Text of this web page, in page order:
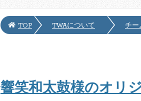
TOP TWAについて チー
響笑和太鼓様のオリ